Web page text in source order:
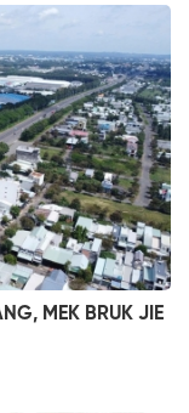
MEK BRUK JIE